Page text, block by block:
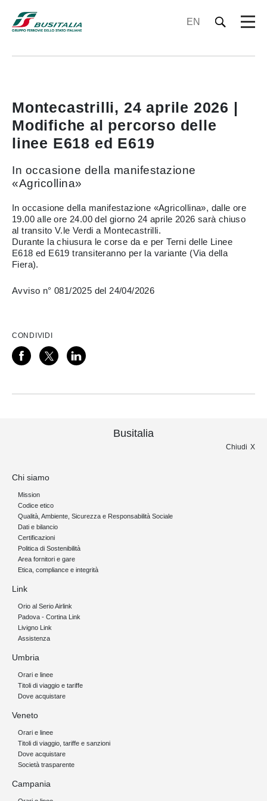
EN
Montecastrilli, 24 aprile 2026 |
Modifiche al percorso delle
linee E618 ed E619
In occasione della manifestazione
«Agricollina»
In occasione della manifestazione «Agricollina», dalle ore
19.00 alle ore 24.00 del giorno 24 aprile 2026 sarà chiuso
al transito V.le Verdi a Montecastrilli.
Durante la chiusura le corse da e per Terni delle Linee
E618 ed E619 transiteranno per la variante (Via della
Fiera).
Avviso n° 081/2025 del 24/04/2026
CONDIVIDI
Busitalia
Chiudi
Chi siamo
Mission
Codice etico
Qualità, Ambiente, Sicurezza e Responsabilità Sociale
Dati e bilancio
Certificazioni
Politica di Sostenibilità
Area fornitori e gare
Etica, compliance e integrità
Link
Orio al Serio Airlink
Padova - Cortina Link
Livigno Link
Assistenza
Umbria
Orari e linee
Titoli di viaggio e tariffe
Dove acquistare
Veneto
Orari e linee
Titoli di viaggio, tariffe e sanzioni
Dove acquistare
Società trasparente
Campania